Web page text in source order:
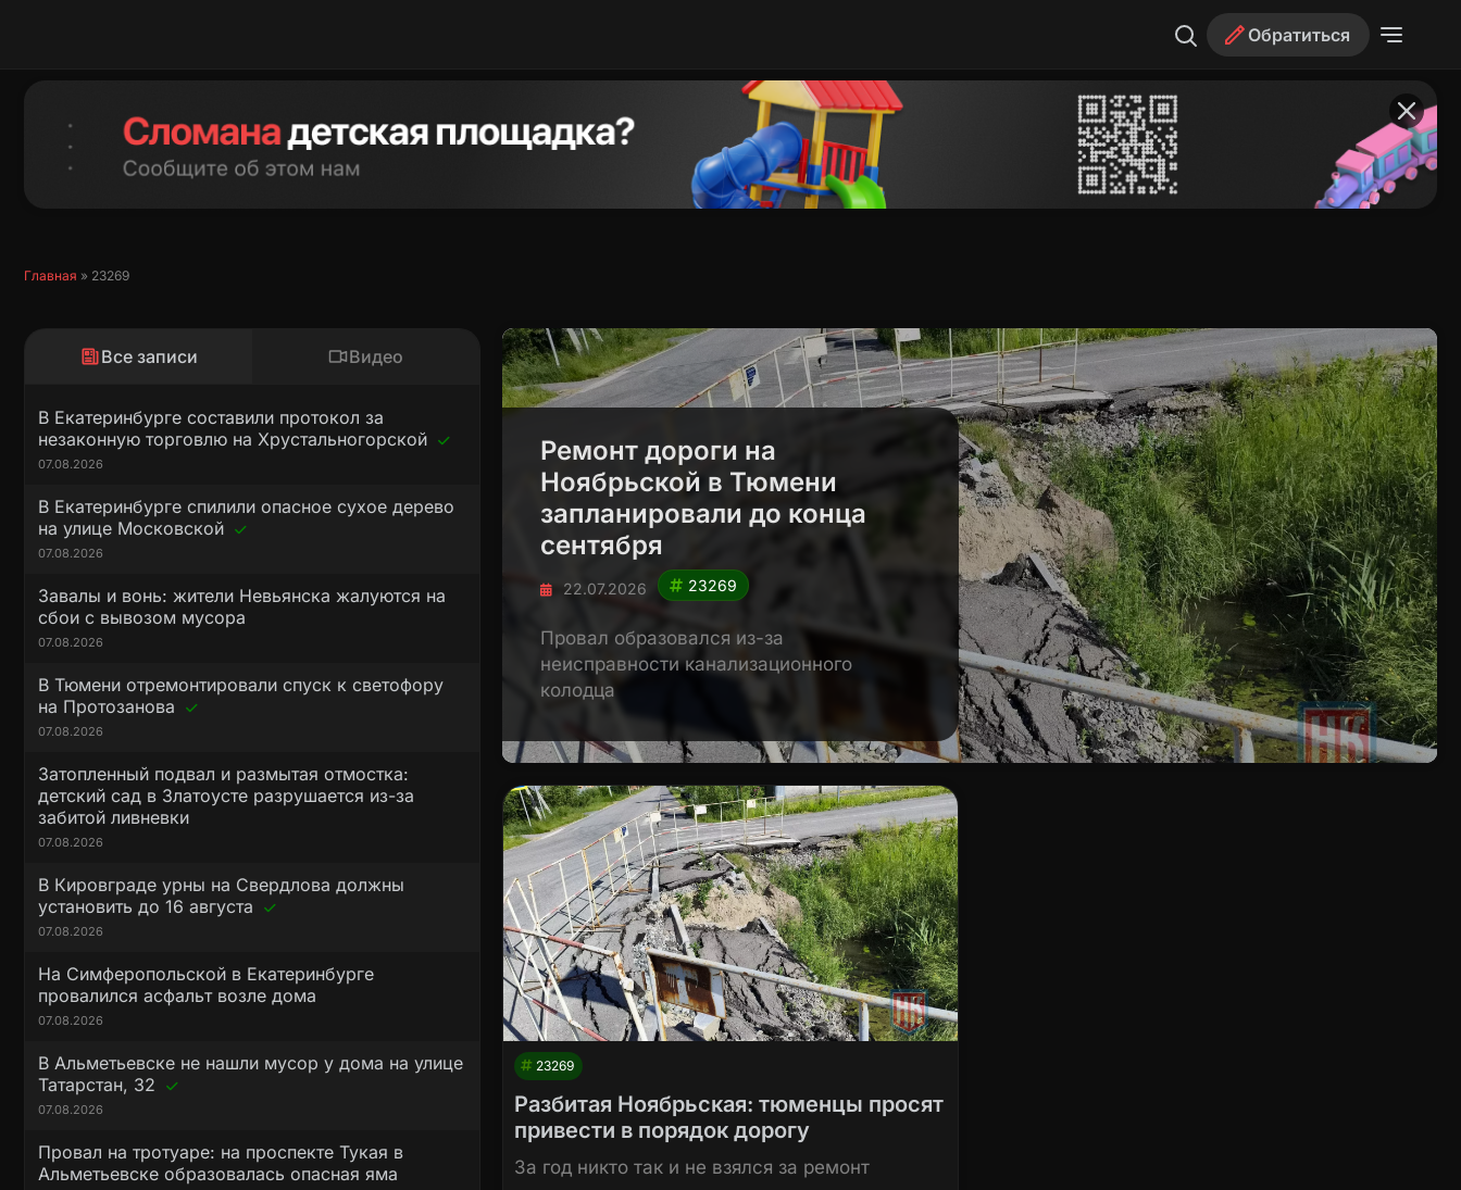
Обратиться
Главная » 23269
Все записи Видео
В Екатеринбурге составили протокол за
незаконную торговлю на Хрустальногорской
07.08.2026
В Екатеринбурге спилили опасное сухое дерево
на улице Московской
07.08.2026
Завалы и вонь: жители Невьянска жалуются на
сбои с вывозом мусора
07.08.2026
В Тюмени отремонтировали спуск к светофору
на Протозанова
07.08.2026
Затопленный подвал и размытая отмостка:
детский сад в Златоусте разрушается из-за
забитой ливневки
07.08.2026
В Кировграде урны на Свердлова должны
установить до 16 августа
07.08.2026
На Симферопольской в Екатеринбурге
провалился асфальт возле дома
07.08.2026
В Альметьевске не нашли мусор у дома на улице
Татарстан, 32
07.08.2026
Провал на тротуаре: на проспекте Тукая в
Альметьевске образовалась опасная яма
Ремонт дороги на
Ноябрьской в Тюмени
запланировали до конца
сентября
22.07.2026 23269
Провал образовался из-за
неисправности канализационного
колодца
23269
Разбитая Ноябрьская: тюменцы просят
привести в порядок дорогу
За год никто так и не взялся за ремонт